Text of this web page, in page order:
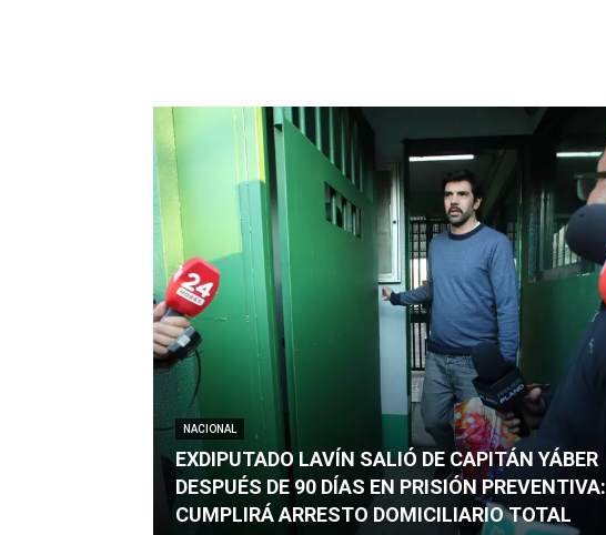
NACIONAL
EXDIPUTADO LAVÍN SALIÓ DE CAPITÁN YÁBER
DESPUÉS DE 90 DÍAS EN PRISIÓN PREVENTIVA:
CUMPLIRÁ ARRESTO DOMICILIARIO TOTAL